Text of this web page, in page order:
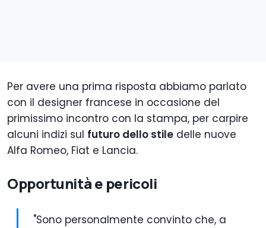
Per avere una prima risposta abbiamo parlato
con il designer francese in occasione del
primissimo incontro con la stampa, per carpire
alcuni indizi sul futuro dello stile delle nuove
Alfa Romeo, Fiat e Lancia.
Opportunità e pericoli
"Sono personalmente convinto che, a